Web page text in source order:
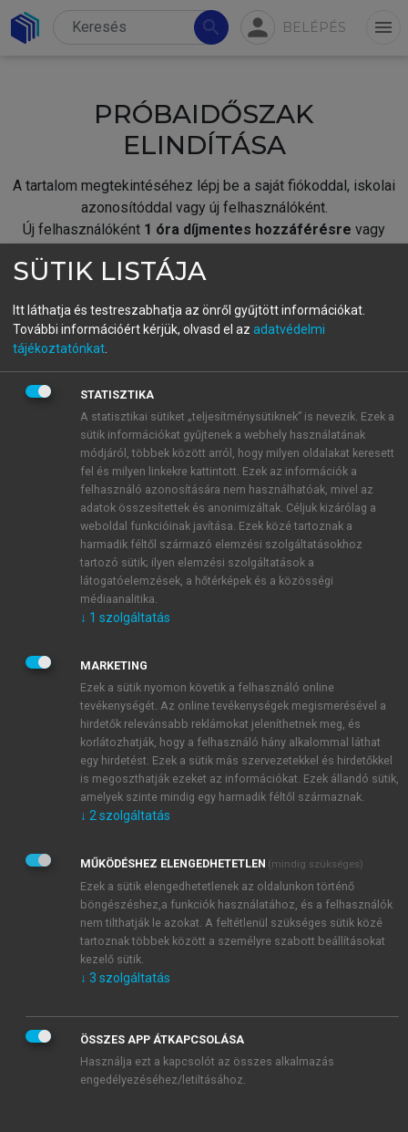
search person BELÉPÉS menu
PRÓBAIDŐSZAK
ELINDÍTÁSA
A tartalom megtekintéséhez lépj be a saját fiókoddal, iskolai
azonosítóddal vagy új felhasználóként.
Új felhasználóként 1 óra díjmentes hozzáférésre vagy
fiókoddal,vagy hozz létre új fiókot.
A regisztráció után apróbaidőszakautomatikusan
BELÉPÉS SAJÁT FIÓKKAL
ÚJ FIÓK LÉTREHOZÁSA
1 óra díjmentes hozzáférés
E-MAIL-CÍM
JELSZÓ
JELSZÓ ÚJRA
Kérek értesítést a MeRSZ újdonságairól, akcióiról.
Kérek értesítést az Akadémiai Kiadó Zrt. újdonságairól,
Adatkezelési tájékoztatóbanfoglaltakat tudomásul
veszem és elfogadom.
Általános vásárlási feltételeket, valamint a szotar.netés a
mersz.huoldalak licencszerződéseiben foglaltakat
tudomásul veszem és elfogadom.
KIPRÓBÁLOM
SÜTIK LISTÁJA
Itt láthatja és testreszabhatja az önről gyűjtött információkat.
További információért kérjük, olvasd el az adatvédelmi
tájékoztatónkat
STATISZTIKA
A statisztikai sütiket „teljesítménysütiknek” is nevezik. Ezek a
sütik információkat gyűjtenek a webhely használatának
módjáról, többek között arról, hogy milyen oldalakat keresett
fel és milyen linkekre kattintott. Ezek az információk a
felhasználó azonosítására nem használhatóak, mivel az
adatok összesítettek és anonimizáltak. Céljuk kizárólag a
weboldal funkcióinak javítása. Ezek közé tartoznak a
harmadik féltől származó elemzési szolgáltatásokhoz
tartozó sütik; ilyen elemzési szolgáltatások a
látogatóelemzések, a hőtérképek és a közösségi
médiaanalitika.
↓ 1 szolgáltatás
MARKETING
Ezek a sütik nyomon követik a felhasználó online
tevékenységét. Az online tevékenységek megismerésével a
hirdetők relevánsabb reklámokat jeleníthetnek meg, és
korlátozhatják, hogy a felhasználó hány alkalommal láthat
egy hirdetést. Ezek a sütik más szervezetekkel és hirdetőkkel
is megoszthatják ezeket az információkat. Ezek állandó sütik,
amelyek szinte mindig egy harmadik féltől származnak.
↓ 2 szolgáltatás
MŰKÖDÉSHEZ ELENGEDHETETLEN (mindig szükséges)
Ezek a sütik elengedhetetlenek az oldalunkon történő
böngészéshez,a funkciók használatához, és a felhasználók
nem tilthatják le azokat. A feltétlenül szükséges sütik közé
tartoznak többek között a személyre szabott beállításokat
kezelő sütik.
↓ 3 szolgáltatás
ÖSSZES APP ÁTKAPCSOLÁSA
Használja ezt a kapcsolót az összes alkalmazás
engedélyezéséhez/letiltásához.